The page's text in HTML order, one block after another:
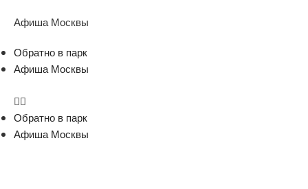
Афиша Москвы
Обратно в парк
Афиша Москвы
Обратно в парк
Афиша Москвы